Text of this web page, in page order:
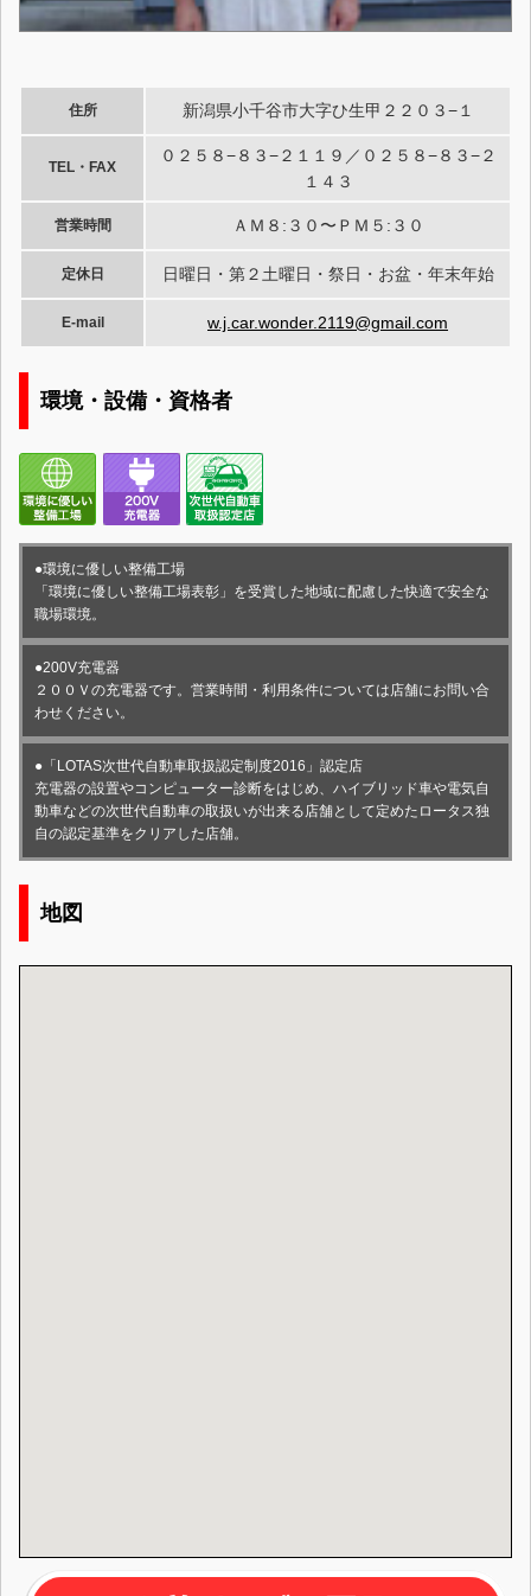
住所 新潟県小千谷市大字ひ生甲２２０３−１
TEL・FAX
０２５８−８３−２１１９／０２５８−８３−２
１４３
営業時間 ＡＭ８:３０〜ＰＭ５:３０
定休日 日曜日・第２土曜日・祭日・お盆・年末年始
E-mail w.j.car.wonder.2119@gmail.com
環境・設備・資格者
●環境に優しい整備工場
「環境に優しい整備工場表彰」を受賞した地域に配慮した快適で安全な
職場環境。
●200V充電器
２００Ｖの充電器です。営業時間・利用条件については店舗にお問い合
わせください。
●「LOTAS次世代自動車取扱認定制度2016」認定店
充電器の設置やコンピューター診断をはじめ、ハイブリッド車や電気自
動車などの次世代自動車の取扱いが出来る店舗として定めたロータス独
自の認定基準をクリアした店舗。
地図